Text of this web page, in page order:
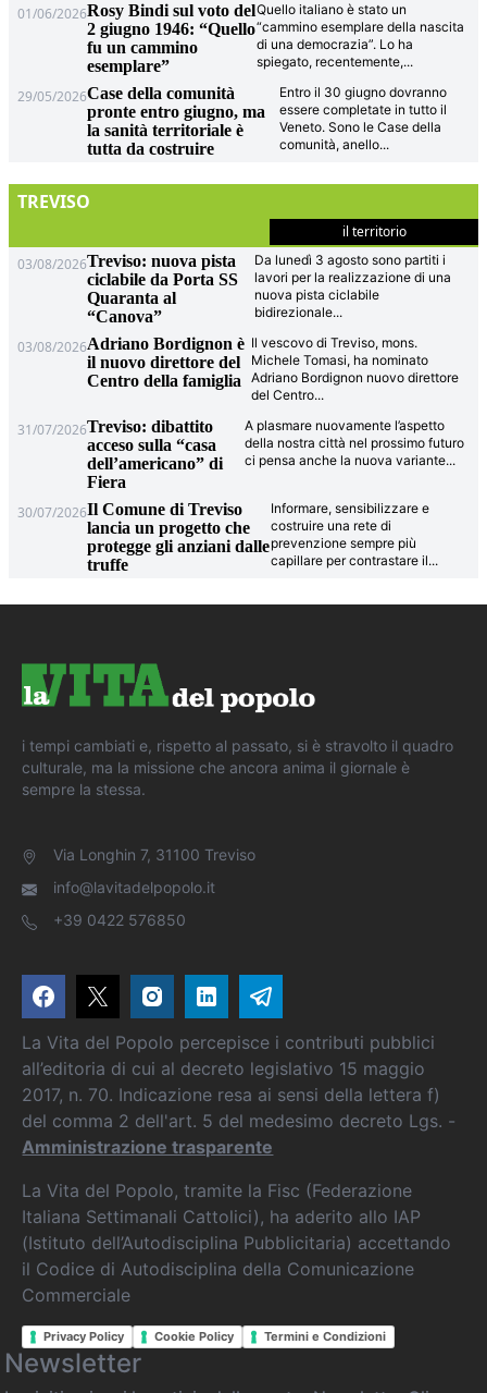
01/06/2026Rosy Bindi sul voto del
2 giugno 1946: “Quello
fu un cammino
esemplare”
Quello italiano è stato un
“cammino esemplare della nascita
di una democrazia”. Lo ha
spiegato, recentemente,...
29/05/2026Case della comunità
pronte entro giugno, ma
la sanità territoriale è
tutta da costruire
Entro il 30 giugno dovranno
essere completate in tutto il
Veneto. Sono le Case della
comunità, anello...
TREVISO
il territorio
03/08/2026Treviso: nuova pista
ciclabile da Porta SS
Quaranta al
“Canova”
Da lunedì 3 agosto sono partiti i
lavori per la realizzazione di una
nuova pista ciclabile
bidirezionale...
03/08/2026Adriano Bordignon è
il nuovo direttore del
Centro della famiglia
Il vescovo di Treviso, mons.
Michele Tomasi, ha nominato
Adriano Bordignon nuovo direttore
del Centro...
31/07/2026Treviso: dibattito
acceso sulla “casa
dell’americano” di
Fiera
A plasmare nuovamente l’aspetto
della nostra città nel prossimo futuro
ci pensa anche la nuova variante...
30/07/2026Il Comune di Treviso
lancia un progetto che
protegge gli anziani dalle
truffe
Informare, sensibilizzare e
costruire una rete di
prevenzione sempre più
capillare per contrastare il...
i tempi cambiati e, rispetto al passato, si è stravolto il quadro
culturale, ma la missione che ancora anima il giornale è
sempre la stessa.
Via Longhin 7, 31100 Treviso
info@lavitadelpopolo.it
+39 0422 576850
La Vita del Popolo percepisce i contributi pubblici
all’editoria di cui al decreto legislativo 15 maggio
2017, n. 70. Indicazione resa ai sensi della lettera f)
del comma 2 dell'art. 5 del medesimo decreto Lgs. -
Amministrazione trasparente
La Vita del Popolo, tramite la Fisc (Federazione
Italiana Settimanali Cattolici), ha aderito allo IAP
(Istituto dell’Autodisciplina Pubblicitaria) accettando
il Codice di Autodisciplina della Comunicazione
Commerciale
Privacy Policy Cookie Policy Termini e Condizioni
Newsletter